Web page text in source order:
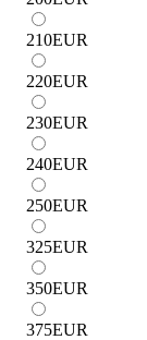
210EUR
220EUR
230EUR
240EUR
250EUR
325EUR
350EUR
375EUR